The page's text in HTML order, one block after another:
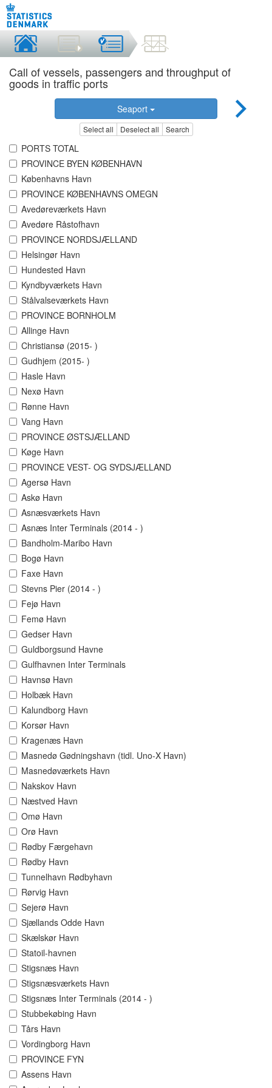
Call of vessels, passengers and throughput of
goods in traffic ports
Seaport
Select all Deselect all Search
PORTS TOTAL
PROVINCE BYEN KØBENHAVN
Københavns Havn
PROVINCE KØBENHAVNS OMEGN
Avedøreværkets Havn
Avedøre Råstofhavn
PROVINCE NORDSJÆLLAND
Helsingør Havn
Hundested Havn
Kyndbyværkets Havn
Stålvalseværkets Havn
PROVINCE BORNHOLM
Allinge Havn
Christiansø (2015- )
Gudhjem (2015- )
Hasle Havn
Nexø Havn
Rønne Havn
Vang Havn
PROVINCE ØSTSJÆLLAND
Køge Havn
PROVINCE VEST- OG SYDSJÆLLAND
Agersø Havn
Askø Havn
Asnæsværkets Havn
Asnæs Inter Terminals (2014 - )
Bandholm-Maribo Havn
Bogø Havn
Faxe Havn
Stevns Pier (2014 - )
Fejø Havn
Femø Havn
Gedser Havn
Guldborgsund Havne
Gulfhavnen Inter Terminals
Havnsø Havn
Holbæk Havn
Kalundborg Havn
Korsør Havn
Kragenæs Havn
Masnedø Gødningshavn (tidl. Uno-X Havn)
Masnedøværkets Havn
Nakskov Havn
Næstved Havn
Omø Havn
Orø Havn
Rødby Færgehavn
Rødby Havn
Tunnelhavn Rødbyhavn
Rørvig Havn
Sejerø Havn
Sjællands Odde Havn
Skælskør Havn
Statoil-havnen
Stigsnæs Havn
Stigsnæsværkets Havn
Stigsnæs Inter Terminals (2014 - )
Stubbekøbing Havn
Tårs Havn
Vordingborg Havn
PROVINCE FYN
Assens Havn